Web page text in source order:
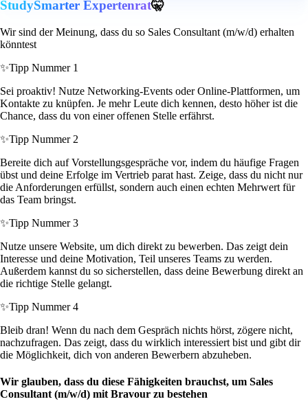
StudySmarter Expertenrat🤫
Wir sind der Meinung, dass du so Sales Consultant (m/w/d) erhalten
könntest
✨Tipp Nummer 1
Sei proaktiv! Nutze Networking-Events oder Online-Plattformen, um
Kontakte zu knüpfen. Je mehr Leute dich kennen, desto höher ist die
Chance, dass du von einer offenen Stelle erfährst.
✨Tipp Nummer 2
Bereite dich auf Vorstellungsgespräche vor, indem du häufige Fragen
übst und deine Erfolge im Vertrieb parat hast. Zeige, dass du nicht nur
die Anforderungen erfüllst, sondern auch einen echten Mehrwert für
das Team bringst.
✨Tipp Nummer 3
Nutze unsere Website, um dich direkt zu bewerben. Das zeigt dein
Interesse und deine Motivation, Teil unseres Teams zu werden.
Außerdem kannst du so sicherstellen, dass deine Bewerbung direkt an
die richtige Stelle gelangt.
✨Tipp Nummer 4
Bleib dran! Wenn du nach dem Gespräch nichts hörst, zögere nicht,
nachzufragen. Das zeigt, dass du wirklich interessiert bist und gibt dir
die Möglichkeit, dich von anderen Bewerbern abzuheben.
Wir glauben, dass du diese Fähigkeiten brauchst, um Sales
Consultant (m/w/d) mit Bravour zu bestehen